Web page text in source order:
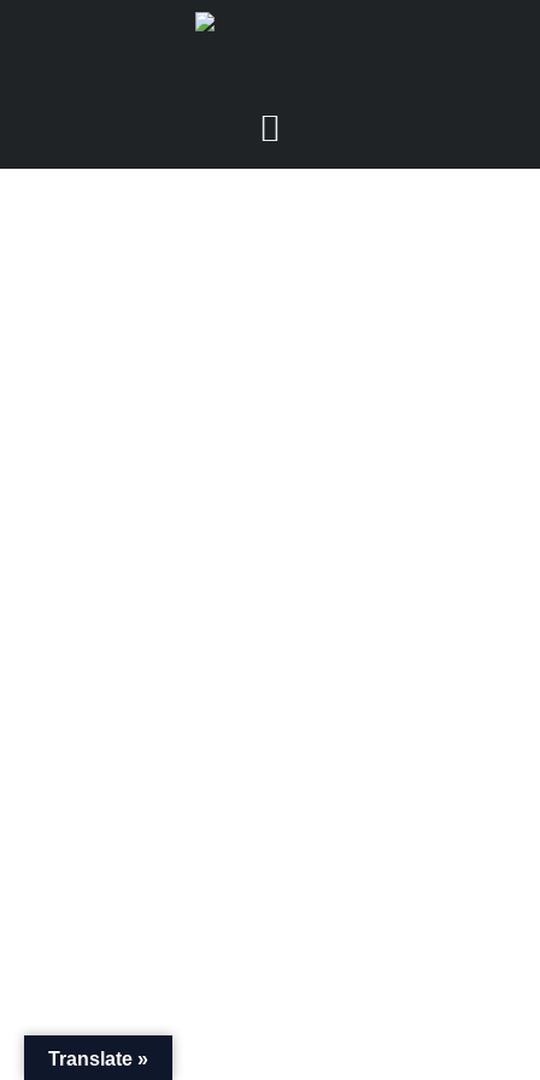
Translate »